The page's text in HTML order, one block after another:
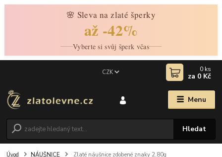
🌸 Sleva na zlaté šperky
až -42%
Vyberte si svůj šperk včas
Menu
CZK
Hledat
0 ks
za 0 Kč
Úvod NÁUŠNICE Zlaté náušnice zdobené znaky 2,80g